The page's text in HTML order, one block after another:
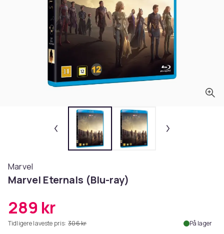
Marvel
Marvel Eternals (Blu-ray)
289 kr
Tidligere laveste pris: 306 kr På lager